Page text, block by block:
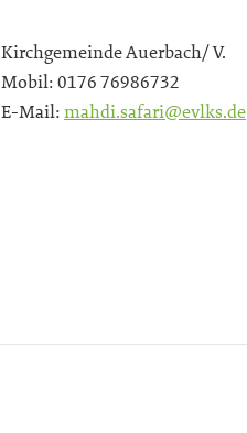
Kirchgemeinde Auerbach/ V.
Mobil:0176 76986732
E-Mail:mahdi.safari@evlks.de